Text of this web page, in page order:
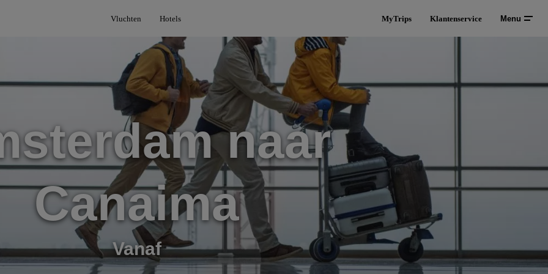
Vluchten Hotels MyTrips Klantenservice Menu
naar
Canaima
Vanaf